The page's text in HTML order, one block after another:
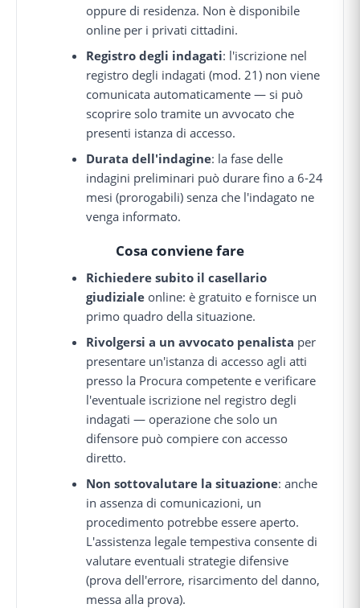
oppure di residenza. Non è disponibile
online per i privati cittadini.
Registro degli indagati: l'iscrizione nel
registro degli indagati (mod. 21) non viene
comunicata automaticamente — si può
scoprire solo tramite un avvocato che
presenti istanza di accesso.
Durata dell'indagine: la fase delle
indagini preliminari può durare fino a 6-24
mesi (prorogabili) senza che l'indagato ne
venga informato.
Cosa conviene fare
Richiedere subito il casellario
giudiziale online: è gratuito e fornisce un
primo quadro della situazione.
Rivolgersi a un avvocato penalista per
presentare un'istanza di accesso agli atti
presso la Procura competente e verificare
l'eventuale iscrizione nel registro degli
indagati — operazione che solo un
difensore può compiere con accesso
diretto.
Non sottovalutare la situazione: anche
in assenza di comunicazioni, un
procedimento potrebbe essere aperto.
L'assistenza legale tempestiva consente di
valutare eventuali strategie difensive
(prova dell'errore, risarcimento del danno,
messa alla prova).